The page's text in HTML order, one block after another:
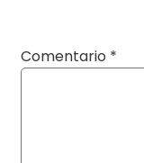
Comentario *